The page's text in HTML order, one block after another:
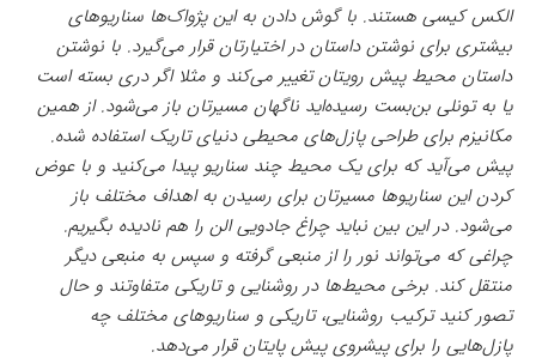
الکس کیسی هستند. با گوش دادن به این پژواک‌ها سناریوهای
بیشتری برای نوشتن داستان در اختیارتان قرار می‌گیرد. با نوشتن
داستان محیط پیش رویتان تغییر می‌کند و مثلا اگر دری بسته است
یا به تونلی بن‌بست رسیده‌اید ناگهان مسیرتان باز می‌شود. از همین
مکانیزم برای طراحی پازل‌های محیطی دنیای تاریک استفاده شده.
پیش می‌آید که برای یک محیط چند سناریو پیدا می‌کنید و با عوض
کردن این سناریوها مسیرتان برای رسیدن به اهداف مختلف باز
می‌شود. در این بین نباید چراغ جادویی الن را هم نادیده بگیریم.
چراغی که می‌تواند نور را از منبعی گرفته و سپس به منبعی دیگر
منتقل کند. برخی محیط‌ها در روشنایی و تاریکی متفاوتند و حال
تصور کنید ترکیب روشنایی، تاریکی و سناریوهای مختلف چه
پازل‌هایی را برای پیشروی پیش پایتان قرار می‌دهد.